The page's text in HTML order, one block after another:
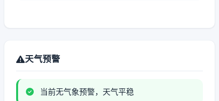
天气预警
当前无气象预警，天气平稳